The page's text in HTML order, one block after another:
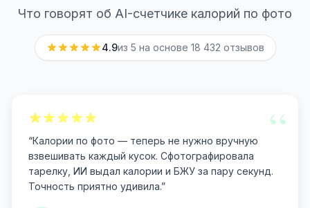
Что говорят об AI-счетчике калорий по фото
4.9из 5 на основе 18 432 отзывов
“
“Калории по фото — теперь не нужно вручную
взвешивать каждый кусок. Сфотографировала
тарелку, ИИ выдал калории и БЖУ за пару секунд.
Точность приятно удивила.”